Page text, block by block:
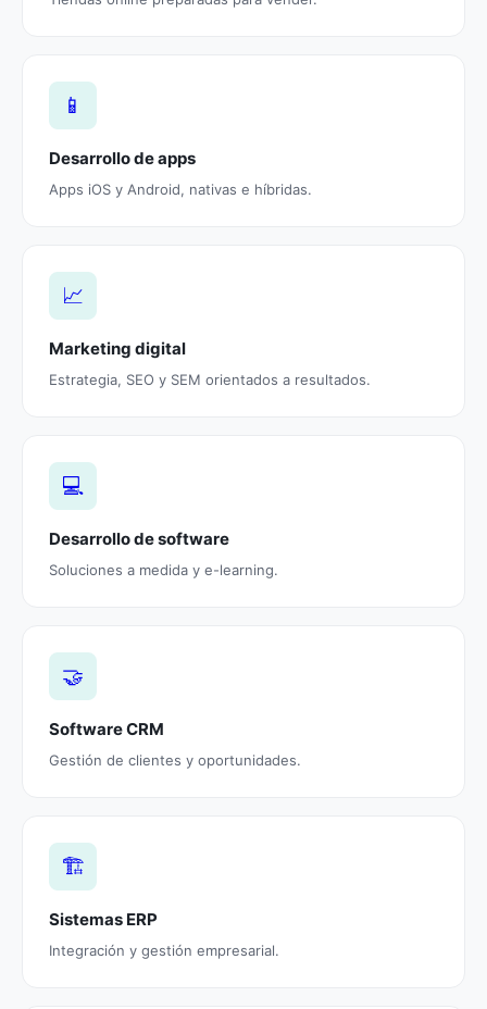
📱
Desarrollo de apps
Apps iOS y Android, nativas e híbridas.
📈
Marketing digital
Estrategia, SEO y SEM orientados a resultados.
💻
Desarrollo de software
Soluciones a medida y e-learning.
🤝
Software CRM
Gestión de clientes y oportunidades.
🏗️
Sistemas ERP
Integración y gestión empresarial.